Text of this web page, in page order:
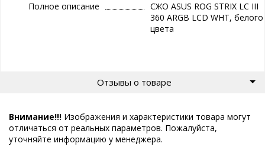
Полное описание
СЖО ASUS ROG STRIX LC III
360 ARGB LCD WHT, белого
цвета
Отзывы о товаре
Внимание!!! Изображения и характеристики товара могут
отличаться от реальных параметров. Пожалуйста,
уточняйте информацию у менеджера.